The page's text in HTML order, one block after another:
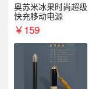
奥苏米冰果时尚超级
快充移动电源
￥159